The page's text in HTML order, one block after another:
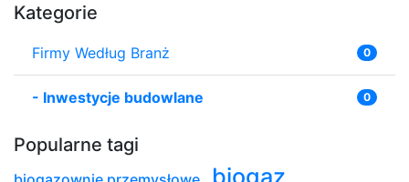
Kategorie
Firmy Według Branż 0
- Inwestycje budowlane 0
Popularne tagi
biogaz